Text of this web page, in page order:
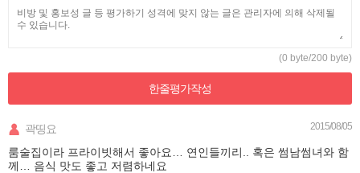
(0 byte/200 byte)
한줄평가작성
곽띵요 2015/08/05
룸술집이라 프라이빗해서 좋아요… 연인들끼리.. 혹은 썸남썸녀와 함
께… 음식 맛도 좋고 저렴하네요